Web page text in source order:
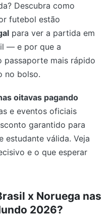
Descubra como
futebol estão
para ver a partida em
— e por que a
passaporte mais rápido
no bolso.
oitavas pagando
e eventos oficiais
garantido para
estudante válida. Veja
e o que esperar
x Noruega nas
2026?